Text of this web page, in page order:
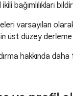
ikili bağımlılıkları
varsayılan
üst düzey
hakkında